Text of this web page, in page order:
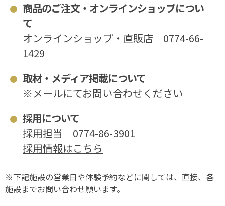
商品のご注文・オンラインショップについ
て
オンラインショップ・直販店 0774-66-
1429
取材・メディア掲載について
※メールにてお問い合わせください
採用について
採用担当 0774-86-3901
採用情報はこちら
※下記施設の営業日や体験予約などに関しては、直接、各
施設までお問い合わせ願います。